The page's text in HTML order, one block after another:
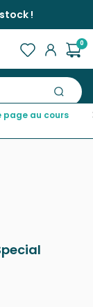
!
0
Flowers - Romi
page au cours